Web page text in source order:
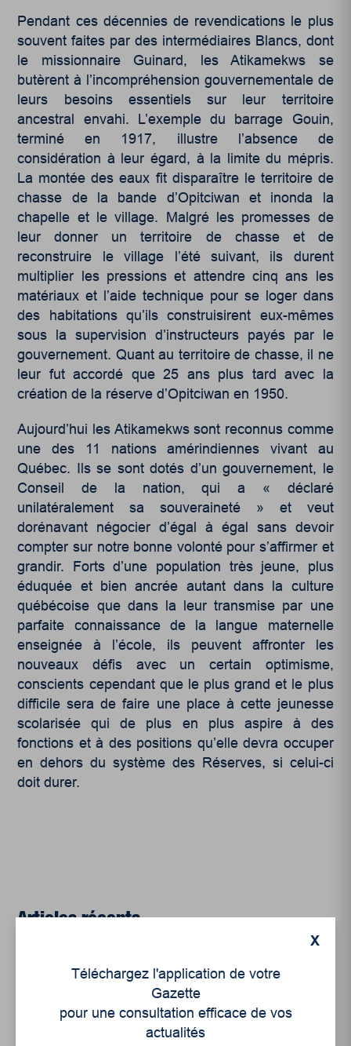
Pendant ces décennies de revendications le plus
souvent faites par des intermédiaires Blancs, dont
le missionnaire Guinard, les Atikamekws se
butèrent à l’incompréhension gouvernementale de
leurs besoins essentiels sur leur territoire
ancestral envahi. L’exemple du barrage Gouin,
terminé en 1917, illustre l’absence de
considération à leur égard, à la limite du mépris.
La montée des eaux fit disparaître le territoire de
chasse de la bande d’Opitciwan et inonda la
chapelle et le village. Malgré les promesses de
leur donner un territoire de chasse et de
reconstruire le village l’été suivant, ils durent
multiplier les pressions et attendre cinq ans les
matériaux et l’aide technique pour se loger dans
des habitations qu’ils construisirent eux-mêmes
sous la supervision d’instructeurs payés par le
gouvernement. Quant au territoire de chasse, il ne
leur fut accordé que 25 ans plus tard avec la
création de la réserve d’Opitciwan en 1950.
Aujourd’hui les Atikamekws sont reconnus comme
une des 11 nations amérindiennes vivant au
Québec. Ils se sont dotés d’un gouvernement, le
Conseil de la nation, qui a « déclaré
unilatéralement sa souveraineté » et veut
dorénavant négocier d’égal à égal sans devoir
compter sur notre bonne volonté pour s’affirmer et
grandir. Forts d’une population très jeune, plus
éduquée et bien ancrée autant dans la culture
québécoise que dans la leur transmise par une
parfaite connaissance de la langue maternelle
enseignée à l’école, ils peuvent affronter les
nouveaux défis avec un certain optimisme,
conscients cependant que le plus grand et le plus
difficile sera de faire une place à cette jeunesse
scolarisée qui de plus en plus aspire à des
fonctions et à des positions qu’elle devra occuper
en dehors du système des Réserves, si celui-ci
doit durer.
Articles récents
Un siècle de Mauriciennes dans la presse
Juillet 2026
X
Téléchargez l'application de votre
Gazette
pour une consultation efficace de vos
actualités